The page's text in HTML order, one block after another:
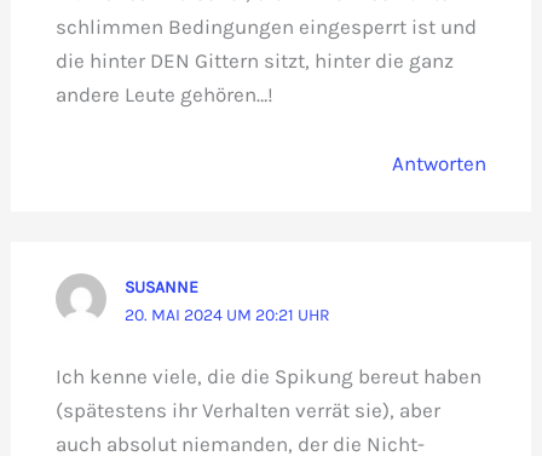
schlimmen Bedingungen eingesperrt ist und
die hinter DEN Gittern sitzt, hinter die ganz
andere Leute gehören…!
Antworten
SUSANNE
20. MAI 2024 UM 20:21 UHR
Ich kenne viele, die die Spikung bereut haben
(spätestens ihr Verhalten verrät sie), aber
auch absolut niemanden, der die Nicht-